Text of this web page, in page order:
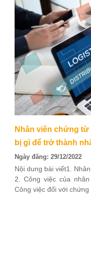
Nhân viên chứng từ
bị gì để trở thành
Ngày đăng: 29/12/2022
Nội dung bài viết1.
2. Công việc của
Công việc đối với chứng